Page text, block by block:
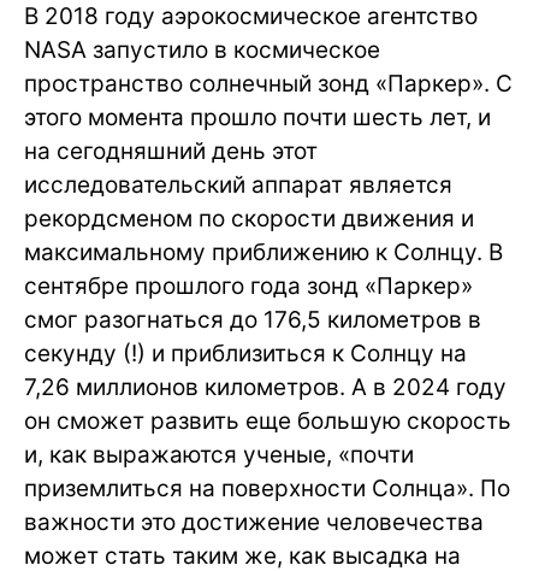
В 2018 году аэрокосмическое агентство
NASA запустило в космическое
пространство солнечный зонд «Паркер». С
этого момента прошло почти шесть лет, и
на сегодняшний день этот
исследовательский аппарат является
рекордсменом по скорости движения и
максимальному приближению к Солнцу. В
сентябре прошлого года зонд «Паркер»
смог разогнаться до 176,5 километров в
секунду (!) и приблизиться к Солнцу на
7,26 миллионов километров. А в 2024 году
он сможет развить еще большую скорость
и, как выражаются ученые, «почти
приземлиться на поверхности Солнца». По
важности это достижение человечества
может стать таким же, как высадка на